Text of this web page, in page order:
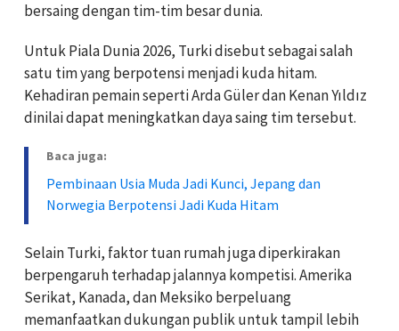
bersaing dengan tim-tim besar dunia.
Untuk Piala Dunia 2026, Turki disebut sebagai salah
satu tim yang berpotensi menjadi kuda hitam.
Kehadiran pemain sepertiArda GülerdanKenan Yıldız
dinilai dapat meningkatkan daya saing tim tersebut.
Baca juga:
Pembinaan Usia Muda Jadi Kunci, Jepang dan
Norwegia Berpotensi Jadi Kuda Hitam
Selain Turki, faktor tuan rumah juga diperkirakan
berpengaruh terhadap jalannya kompetisi. Amerika
Serikat, Kanada, dan Meksiko berpeluang
memanfaatkan dukungan publik untuk tampil lebih